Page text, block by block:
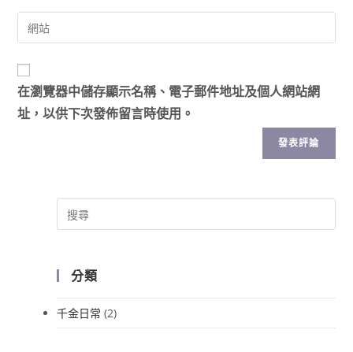
在瀏覽器中儲存顯示名稱、電子郵件地址及個人網站網
址，以供下次發佈留言時使用。
分類
千金日常 (2)